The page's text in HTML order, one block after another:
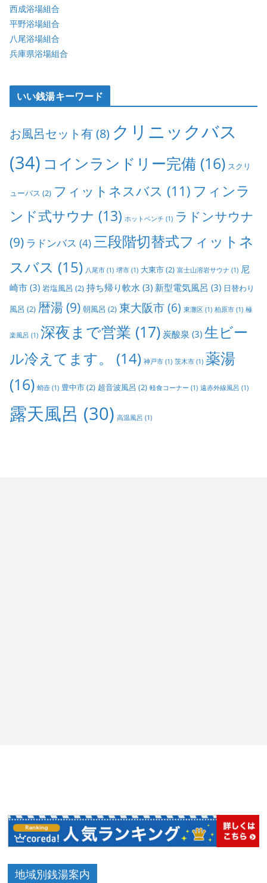
西成浴場組合
平野浴場組合
八尾浴場組合
兵庫県浴場組合
いい銭湯キーワード
お風呂セット有(8) クリニックバス
(34) コインランドリー完備 (16) スクリ
ューバス (2) フィットネスバス (11) フィンラ
ンド式サウナ (13) ホットベンチ (1) ラドンサウナ
(9) ラドンバス (4)三段階切替式フィットネ
スバス (15) 八尾市 (1) 堺市 (1) 大東市(2) 富士山溶岩サウナ (1) 尼
崎市 (3) 岩塩風呂 (2) 持ち帰り軟水 (3) 新型電気風呂 (3) 日替わり
風呂 (2) 暦湯(9) 朝風呂 (2) 東大阪市(6) 東灘区 (1) 柏原市 (1) 極
楽風呂 (1) 深夜まで営業 (17) 炭酸泉 (3) 生ビー
ル冷えてます。
(14) 神戸市 (1) 茨木市 (1) 薬湯
(16) 蛸壺 (1) 豊中市(2) 超音波風呂 (2) 軽食コーナー (1) 遠赤外線風呂 (1)
露天風呂 (30) 高温風呂 (1)
地域別銭湯案内